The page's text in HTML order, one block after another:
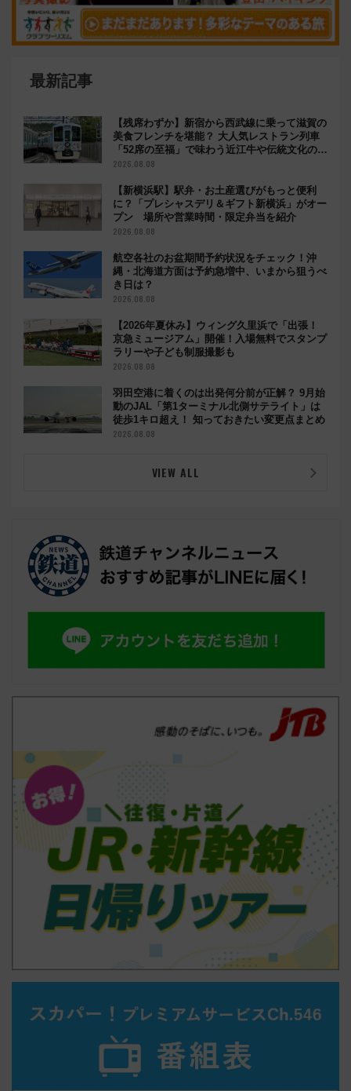
最新記事
【残席わずか】新宿から西武線に乗って滋賀の
美食フレンチを堪能？ 大人気レストラン列車
「52席の至福」で味わう近江牛や伝統文化の特
別コラボ
2026.08.08
【新横浜駅】駅弁・お土産選びがもっと便利
に？「プレシャスデリ＆ギフト新横浜」がオー
プン 場所や営業時間・限定弁当を紹介
2026.08.08
航空各社のお盆期間予約状況をチェック！沖
縄・北海道方面は予約急増中、いまから狙うべ
き日は？
2026.08.08
【2026年夏休み】ウィング久里浜で「出張！
京急ミュージアム」開催！入場無料でスタンプ
ラリーや子ども制服撮影も
2026.08.08
羽田空港に着くのは出発何分前が正解？ 9月始
動のJAL「第1ターミナル北側サテライト」は
徒歩1キロ超え！ 知っておきたい変更点まとめ
2026.08.08
VIEW ALL